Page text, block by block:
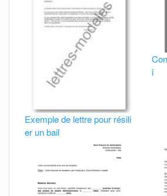
Exemple de lettre pour résili
er un bail
i